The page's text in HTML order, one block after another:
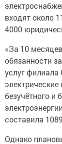
входят около
4000
«За 10
обязанности
услуг
элект­рические
безучётного и
составила
Однако